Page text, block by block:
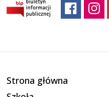
Strona główna